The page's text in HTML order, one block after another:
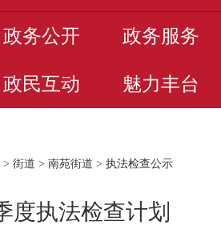
政务公开 政务服务
政民互动 魅力丰台
> 街道 > 南苑街道 > 执法检查公示
度执法检查计划